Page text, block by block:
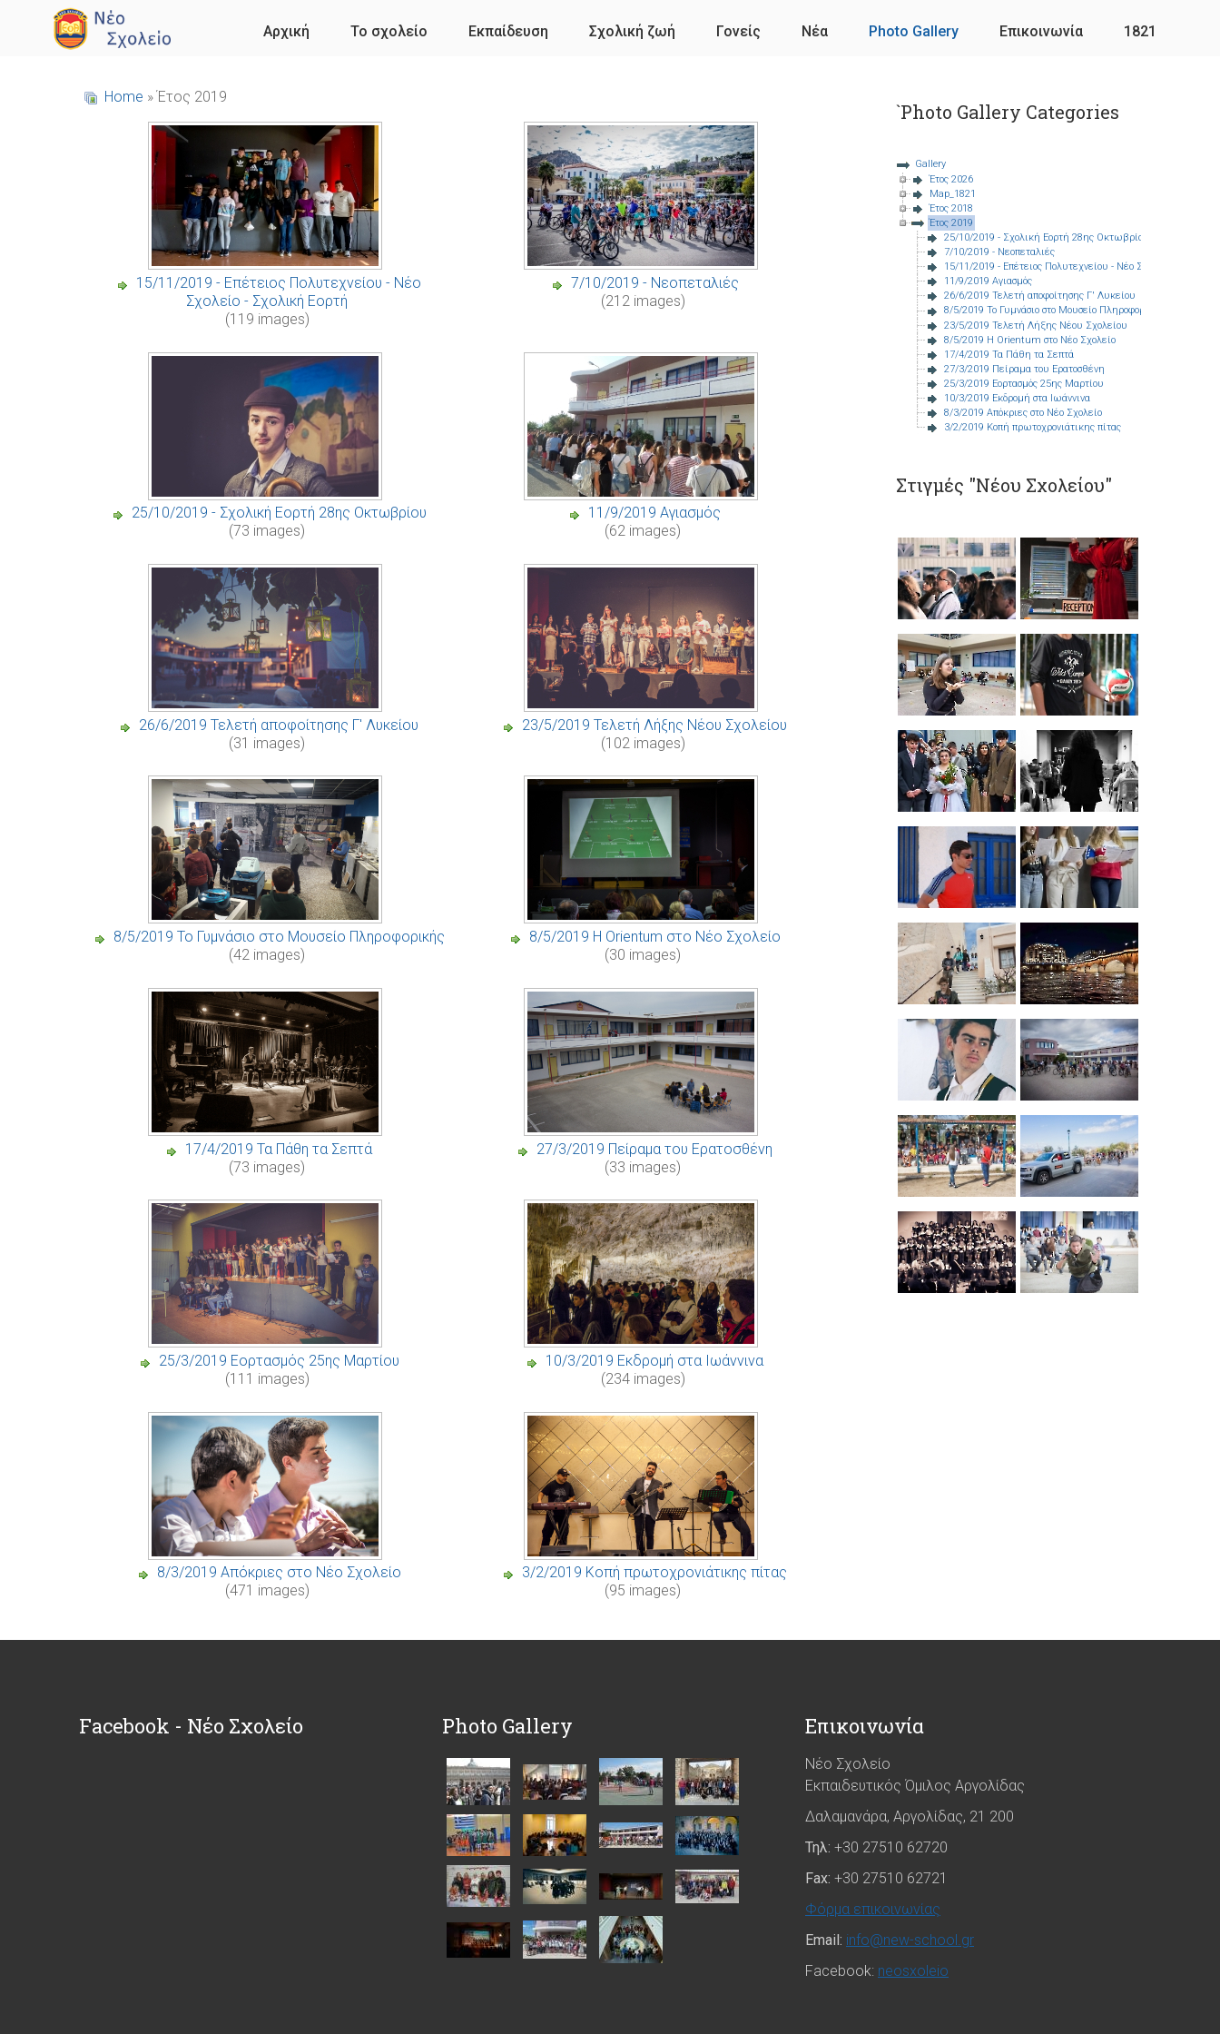
Αρχική Το σχολείο Εκπαίδευση Σχολική ζωή Γονείς Νέα Photo Gallery Επικοινωνία 1821
Home » Έτος 2019
15/11/2019 - Επέτειος Πολυτεχνείου - Νέο
Σχολείο - Σχολική Εορτή
(119 images)
7/10/2019 - Νεοπεταλιές
(212 images)
25/10/2019 - Σχολική Εορτή 28ης Οκτωβρίου
(73 images)
11/9/2019 Αγιασμός
(62 images)
26/6/2019 Τελετή αποφοίτησης Γ' Λυκείου
(31 images)
23/5/2019 Τελετή Λήξης Νέου Σχολείου
(102 images)
8/5/2019 Το Γυμνάσιο στο Μουσείο Πληροφορικής
(42 images)
8/5/2019 Η Orientum στο Νέο Σχολείο
(30 images)
17/4/2019 Τα Πάθη τα Σεπτά
(73 images)
27/3/2019 Πείραμα του Ερατοσθένη
(33 images)
25/3/2019 Εορτασμός 25ης Μαρτίου
(111 images)
10/3/2019 Εκδρομή στα Ιωάννινα
(234 images)
8/3/2019 Απόκριες στο Νέο Σχολείο
(471 images)
3/2/2019 Κοπή πρωτοχρονιάτικης πίτας
(95 images)
`Photo Gallery Categories
Gallery
Έτος 2026
Map_1821
Έτος 2018
Έτος 2019
25/10/2019 - Σχολική Εορτή 28ης Οκτωβρίου
7/10/2019 - Νεοπεταλιές
15/11/2019 - Επέτειος Πολυτεχνείου - Νέο Σχολείο - Σχολική
11/9/2019 Αγιασμός
26/6/2019 Τελετή αποφοίτησης Γ' Λυκείου
8/5/2019 Το Γυμνάσιο στο Μουσείο Πληροφορικής
23/5/2019 Τελετή Λήξης Νέου Σχολείου
8/5/2019 Η Orientum στο Νέο Σχολείο
17/4/2019 Τα Πάθη τα Σεπτά
27/3/2019 Πείραμα του Ερατοσθένη
25/3/2019 Εορτασμός 25ης Μαρτίου
10/3/2019 Εκδρομή στα Ιωάννινα
8/3/2019 Απόκριες στο Νέο Σχολείο
3/2/2019 Κοπή πρωτοχρονιάτικης πίτας
Στιγμές "Νέου Σχολείου"
Facebook - Νέο Σχολείο Photo Gallery Επικοινωνία
Νέο Σχολείο
Εκπαιδευτικός Όμιλος Αργολίδας
Δαλαμανάρα, Αργολίδας, 21 200
Τηλ: +30 27510 62720
Fax: +30 27510 62721
Φόρμα επικοινωνίας
Email: info@new-school.gr
Facebook: neosxoleio